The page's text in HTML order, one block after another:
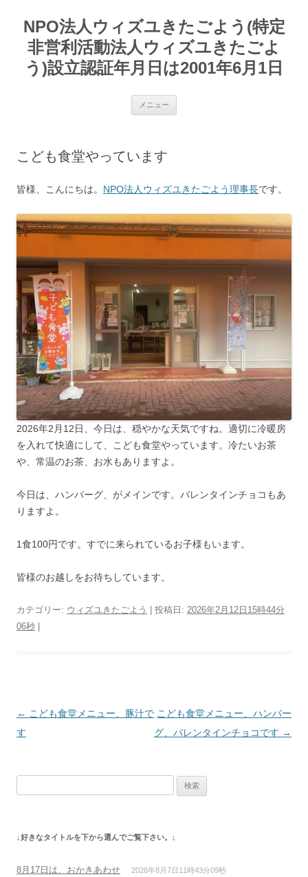
テ
ンNPO法人ウィズユきたごよう(特定
非営利活動法人ウィズユきたごよ
う)設立認証年月日は2001年6月1日
メニュー
こども食堂やっています
皆様、こんにちは。 NPO法人ウィズユきたごよう理事長です。
2026年2月12日、今日は、穏やかな天気ですね。適切に冷暖房
を入れて快適にして、こども食堂やっています。冷たいお茶
や、常温のお茶、お水もありますよ。
今日は、ハンバーグ、がメインです。バレンタインチョコもあ
りますよ。
1食100円です。すでに来られているお子様もいます。
皆様のお越しをお待ちしています。
カテゴリー: ウィズユきたごよう | 投稿日: 2026年2月12日15時44分
06秒
投
稿
ン
← こども食堂メニュー、豚汁で
す
こども食堂メニュー、ハンバー
グ、バレンタインチョコです →
↓好きなタイトルを下から選んでご覧下さい。↓
8月17日は、おかきあわせ 2026年8月7日11時43分09秒